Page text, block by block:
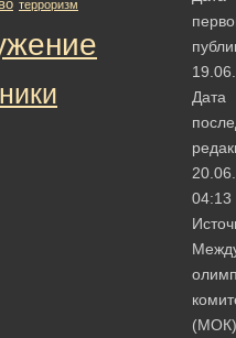
Дата
04:13
(МОК)
терроризм